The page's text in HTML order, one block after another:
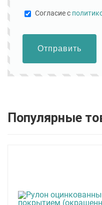
Cогласие с
Отправить
Популярные